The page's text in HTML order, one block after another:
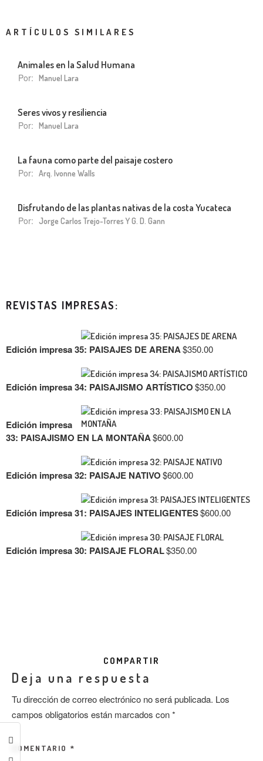
ARTÍCULOS SIMILARES
Animales en la Salud Humana
Por: Manuel Lara
Seres vivos y resiliencia
Por: Manuel Lara
La fauna como parte del paisaje costero
Por: Arq. Ivonne Walls
Disfrutando de las plantas nativas de la costa Yucateca
Por: Jorge Carlos Trejo-Torres Y G. D. Gann
REVISTAS IMPRESAS:
Edición impresa 35: PAISAJES DE ARENA$350.00
Edición impresa 34: PAISAJISMO ARTÍSTICO$350.00
Edición impresa
33: PAISAJISMO EN LA MONTAÑA$600.00
Edición impresa 32: PAISAJE NATIVO$600.00
Edición impresa 31: PAISAJES INTELIGENTES$600.00
Edición impresa 30: PAISAJE FLORAL$350.00
COMPARTIR
Deja una respuesta
Tu dirección de correo electrónico no será publicada. Los
campos obligatorios están marcados con*
COMENTARIO *